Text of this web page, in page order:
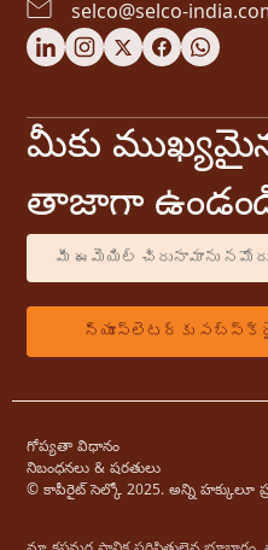
selco@selco-
మీకు
తాజాగా
గోప్యతా విధానం
నిబంధనలు & షరతులు
© కాపీరైట్ సెల్కో 2025. అన్ని హక్కులూ